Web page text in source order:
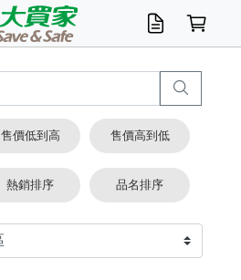
米/糙米
五穀/南北貨
湯類/湯塊
食用油
醬油.油膏.蠔油
包麵
碗麵/義大利麵
麵條/快煮麵/米粉
魚罐
醬菜/玉米罐
初一十五拜拜懶
零嘴
堅果/海苔
餅乾
糕餅/點心
糖果/蜜餞/果凍
巧克力
茶飲料
果汁咖啡
碳酸/礦泉水
雞精/飲品
機能保健
奶粉
麥片/玉米片
沖調穀粉/隨手包
綠茶
紅茶
奶茶/花草茶
即溶咖啡
咖啡豆/粉/濾掛
可可/糖/奶精
沐浴乳
香皂/洗手乳
洗髮/護髮
造型髮品
牙 刷
牙膏/漱口水
潔顏產品
卸妝/粉刺調理
臉部保養
面/眼膜
鍋具/餐具
保鮮/微波
掃除/清潔用具
洗衣/曬衣用具
電池/延長線
寢具/家具
收納用品
衛浴/毛巾
寵物食品
寵物清潔/百貨
抽取衛生紙/濕巾
廚房紙巾/平版/
箱購免運區
洗衣精
洗衣粉/皂
漂白水/柔軟精
廚房/餐具清潔
浴廁/水管清潔
居家清潔/除濕芳
衛生棉
箱購免運區
嬰兒尿布
成人紙尿褲
料理鍋具
烤箱/微波/電磁爐
快煮壺/烘碗機
除濕/清淨機
風扇/防蚊家電
除塵家電
美容家電
電腦周邊
數位週邊
手機/平板周邊
文具用品
辦公文具/收納
玩具/擺設小物
機車/腳踏車百貨
汽車百貨
戶外/休閒用品
健身/按摩/瑜珈
測量/護具/其他
服飾內著
配件
男/女/機能包
生鮮食品
調理食品
食品免運
清潔用品免運
居家/汽百用品
季節活動
店長推薦
這夏不怕熱
售價低到高 售價高到低
熱銷排序 品名排序